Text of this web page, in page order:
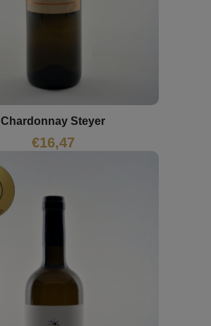
Chardonnay Steyer
€16,47